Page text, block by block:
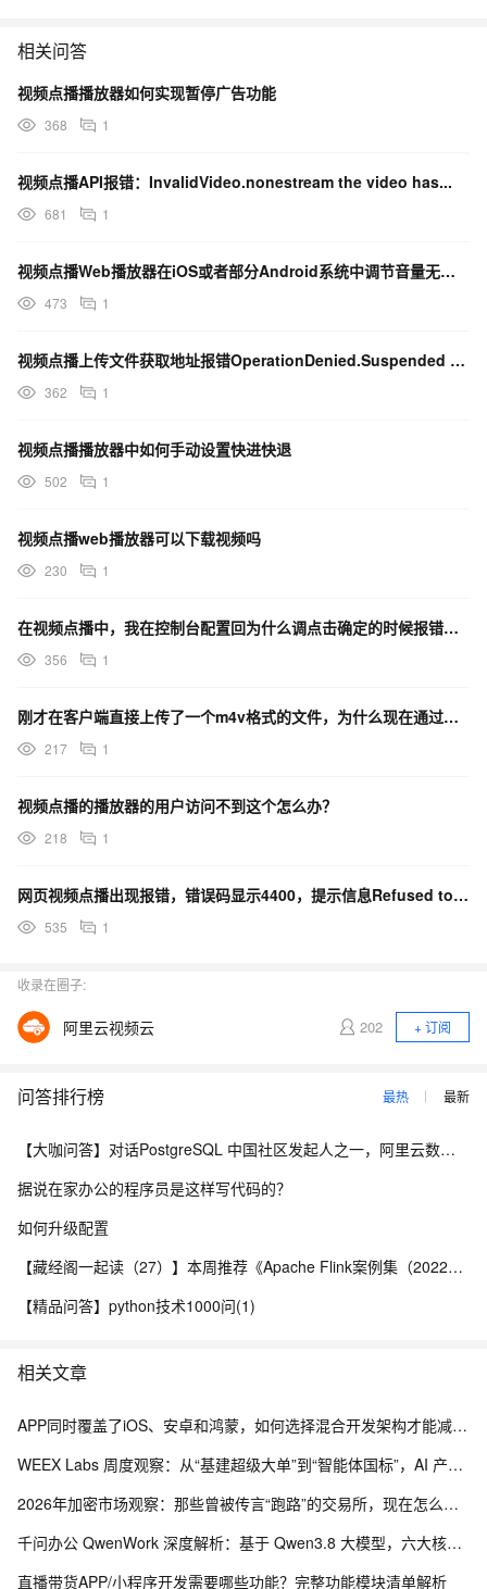
相关问答
视频点播播放器如何实现暂停广告功能
368 1
视频点播API报错：InvalidVideo.nonestream the video has...
681 1
视频点播Web播放器在iOS或者部分Android系统中调节音量无效问题
473 1
视频点播上传文件获取地址报错OperationDenied.Suspended : Your ...
362 1
视频点播播放器中如何手动设置快进快退
502 1
视频点播web播放器可以下载视频吗
230 1
在视频点播中，我在控制台配置回为什么调点击确定的时候报错了？
356 1
刚才在客户端直接上传了一个m4v格式的文件，为什么现在通过视频点播ID去查询的时候报错了？
217 1
视频点播的播放器的用户访问不到这个怎么办？
218 1
网页视频点播出现报错，错误码显示4400，提示信息Refused to load media fro
535 1
收录在圈子:
阿里云视频云 202 + 订阅
问答排行榜 最热 最新
【大咖问答】对话PostgreSQL 中国社区发起人之一，阿里云数据库高级专家 德哥
据说在家办公的程序员是这样写代码的？
如何升级配置
【藏经阁一起读（27）】本周推荐《Apache Flink案例集（2022版）》，你有哪些心得？
【精品问答】python技术1000问(1)
相关文章
APP同时覆盖了iOS、安卓和鸿蒙，如何选择混合开发架构才能减少重复建设，提高功能上线效率～
WEEX Labs 周度观察：从“基建超级大单”到“智能体国标”，AI 产业的务实落地潮
2026年加密市场观察：那些曾被传言“跑路”的交易所，现在怎么样了？
千问办公 QwenWork 深度解析：基于 Qwen3.8 大模型，六大核心能力重构企业全自动化工作流
直播带货APP/小程序开发需要哪些功能？完整功能模块清单解析